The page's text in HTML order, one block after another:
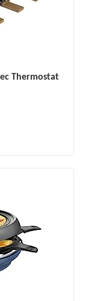
Thermostat